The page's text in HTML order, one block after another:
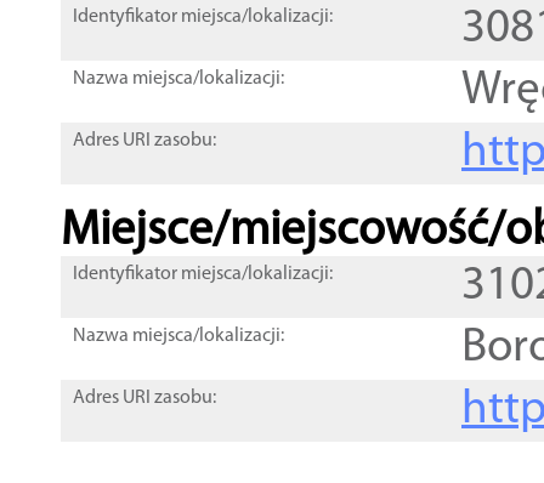
Identyfikator miejsca/lokalizacji:
Nazwa miejsca/lokalizacji:
Adres URI zasobu:
Miejsce/miejscowość/
Identyfikator miejsca/lokalizacji:
Nazwa miejsca/lokalizacji:
Adres URI zasobu: